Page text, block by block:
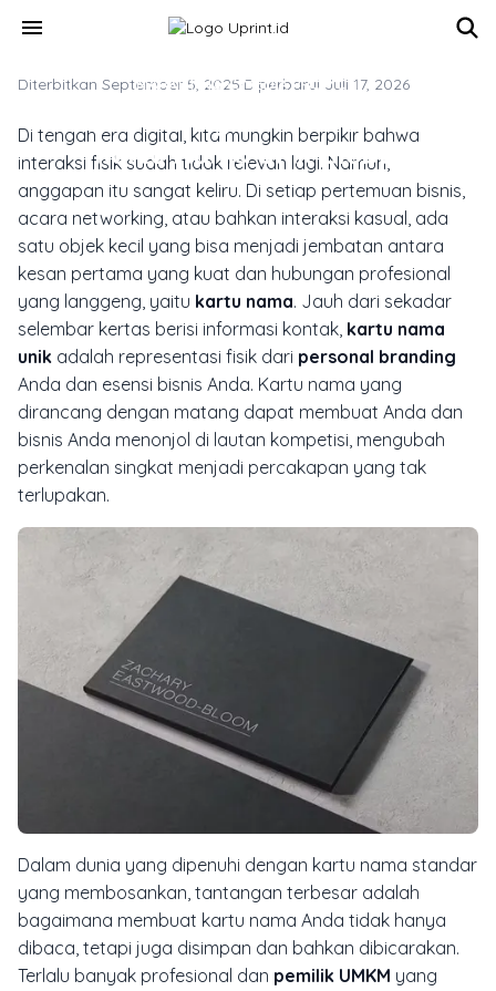
menu
MARKETING & MEDIA PROMOSI
Mau Branding Kuat? Mulai Dari
Kartu Nama Unik Global
Diterbitkan September 5, 2025·Diperbarui Juli 17, 2026
Di tengah era digital, kita mungkin berpikir bahwa
interaksi fisik sudah tidak relevan lagi. Namun,
anggapan itu sangat keliru. Di setiap pertemuan bisnis,
acara networking, atau bahkan interaksi kasual, ada
satu objek kecil yang bisa menjadi jembatan antara
kesan pertama yang kuat dan hubungan profesional
yang langgeng, yaitu kartu nama. Jauh dari sekadar
selembar kertas berisi informasi kontak, kartu nama
unik adalah representasi fisik dari personal branding
Anda dan esensi bisnis Anda. Kartu nama yang
dirancang dengan matang dapat membuat Anda dan
bisnis Anda menonjol di lautan kompetisi, mengubah
perkenalan singkat menjadi percakapan yang tak
terlupakan.
Dalam dunia yang dipenuhi dengan kartu nama standar
yang membosankan, tantangan terbesar adalah
bagaimana membuat kartu nama Anda tidak hanya
dibaca, tetapi juga disimpan dan bahkan dibicarakan.
Terlalu banyak profesional dan pemilik UMKM yang